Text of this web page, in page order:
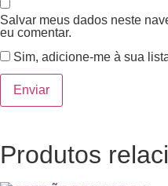
Salvar meus dados neste
eu comentar.
Sim, adicione-me à sua
Produtos